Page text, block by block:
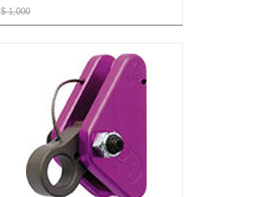
SAL
SUNNTO
SEA TO SUMMIT
$ 1,000